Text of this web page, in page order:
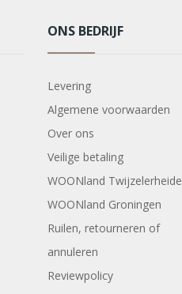
ONS BEDRIJF
Levering
Algemene voorwaarden
Over ons
Veilige betaling
WOONland Twijzelerheide
WOONland Groningen
Ruilen, retourneren of
annuleren
Reviewpolicy